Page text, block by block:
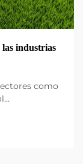
industrias
como
innovación.